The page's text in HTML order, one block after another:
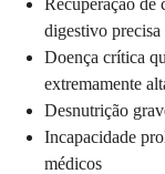
digestivo
Doença crítica
extremamente
Desnutrição
Incapacidade
médicos